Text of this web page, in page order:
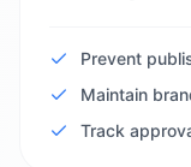
Prevent
Maintain
Track